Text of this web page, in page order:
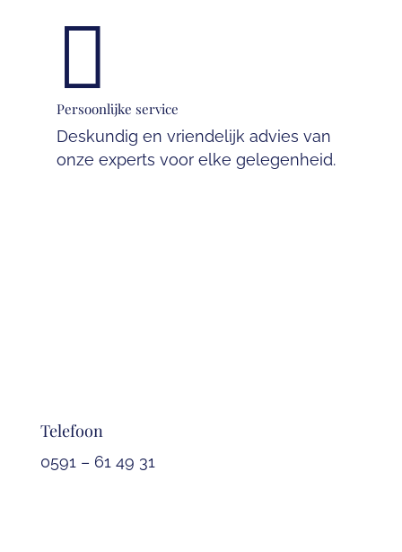

Persoonlijke service
Deskundig en vriendelijk advies van
onze experts voor elke gelegenheid.
Telefoon
0591 – 61 49 31